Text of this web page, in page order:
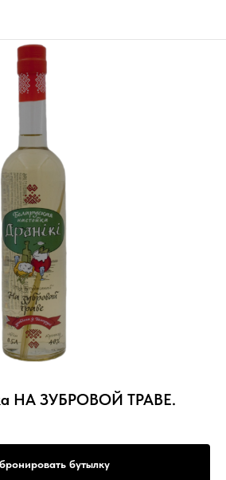
НА ЗУБРОВОЙ ТРАВЕ.
бутылку